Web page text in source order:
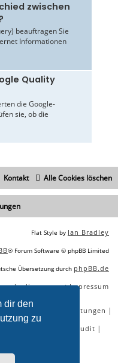
dir den
zu
zwischen
beauftragen Sie
Informationen
Quality
die Google-
sie, ob die
Alle Cookies löschen
Kontakt
Flat Style by Ian Bradley
® Forum Software © phpBB Limited
Übersetzung durch phpBB.de
|Impressum
SEO Dienstleistungen |
SEO Audit |